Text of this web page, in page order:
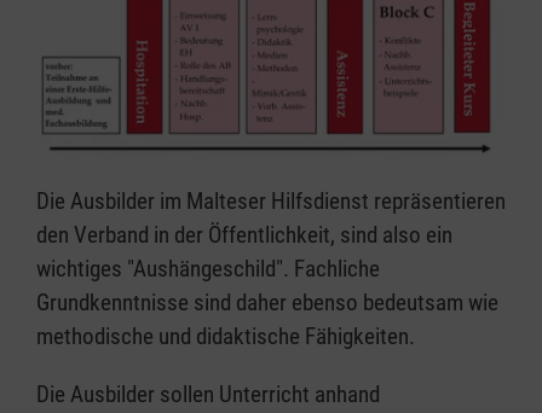
Die Ausbilder im Malteser Hilfsdienst repräsentieren
den Verband in der Öffentlichkeit, sind also ein
wichtiges "Aushängeschild". Fachliche
Grundkenntnisse sind daher ebenso bedeutsam wie
methodische und didaktische Fähigkeiten.
Die Ausbilder sollen Unterricht anhand